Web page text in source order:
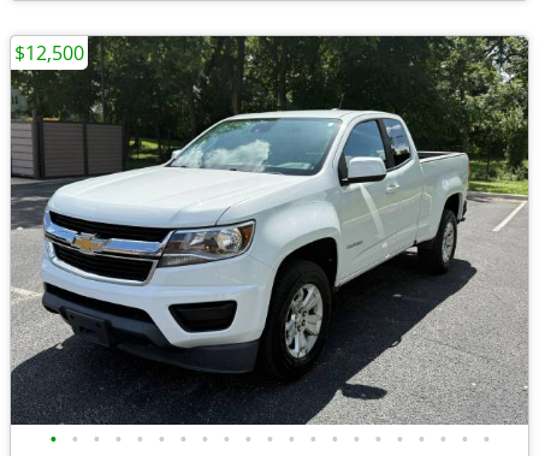
• • • • • • • • • • • • • • • • • • • • •
$12,500